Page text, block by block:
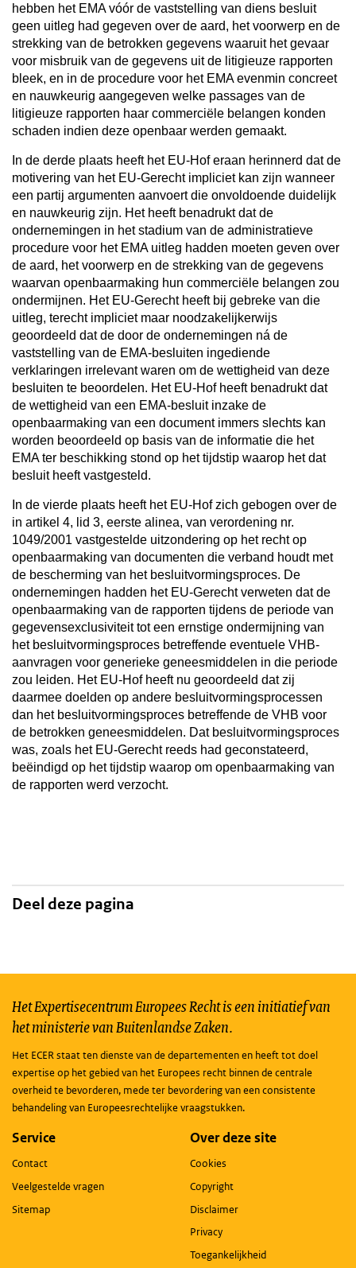
hebben het EMA vóór de vaststelling van diens besluit
geen uitleg had gegeven over de aard, het voorwerp en de
strekking van de betrokken gegevens waaruit het gevaar
voor misbruik van de gegevens uit de litigieuze rapporten
bleek, en in de procedure voor het EMA evenmin concreet
en nauwkeurig aangegeven welke passages van de
litigieuze rapporten haar commerciële belangen konden
schaden indien deze openbaar werden gemaakt.
In de derde plaats heeft het EU-Hof eraan herinnerd dat de
motivering van het EU-Gerecht impliciet kan zijn wanneer
een partij argumenten aanvoert die onvoldoende duidelijk
en nauwkeurig zijn. Het heeft benadrukt dat de
ondernemingen in het stadium van de administratieve
procedure voor het EMA uitleg hadden moeten geven over
de aard, het voorwerp en de strekking van de gegevens
waarvan openbaarmaking hun commerciële belangen zou
ondermijnen. Het EU-Gerecht heeft bij gebreke van die
uitleg, terecht impliciet maar noodzakelijkerwijs
geoordeeld dat de door de ondernemingen ná de
vaststelling van de EMA-besluiten ingediende
verklaringen irrelevant waren om de wettigheid van deze
besluiten te beoordelen. Het EU-Hof heeft benadrukt dat
de wettigheid van een EMA-besluit inzake de
openbaarmaking van een document immers slechts kan
worden beoordeeld op basis van de informatie die het
EMA ter beschikking stond op het tijdstip waarop het dat
besluit heeft vastgesteld.
In de vierde plaats heeft het EU-Hof zich gebogen over de
in artikel 4, lid 3, eerste alinea, van verordening nr.
1049/2001 vastgestelde uitzondering op het recht op
openbaarmaking van documenten die verband houdt met
de bescherming van het besluitvormingsproces. De
ondernemingen hadden het EU-Gerecht verweten dat de
openbaarmaking van de rapporten tijdens de periode van
gegevensexclusiviteit tot een ernstige ondermijning van
het besluitvormingsproces betreffende eventuele VHB-
aanvragen voor generieke geneesmiddelen in die periode
zou leiden. Het EU-Hof heeft nu geoordeeld dat zij
daarmee doelden op andere besluitvormingsprocessen
dan het besluitvormingsproces betreffende de VHB voor
de betrokken geneesmiddelen. Dat besluitvormingsproces
was, zoals het EU-Gerecht reeds had geconstateerd,
beëindigd op het tijdstip waarop om openbaarmaking van
de rapporten werd verzocht.
Deel deze pagina
Het Expertisecentrum Europees Recht is een initiatief van
het ministerie van Buitenlandse Zaken.
Het ECER staat ten dienste van de departementen en heeft tot doel
expertise op het gebied van het Europees recht binnen de centrale
overheid te bevorderen, mede ter bevordering van een consistente
behandeling van Europeesrechtelijke vraagstukken.
Service
Contact
Veelgestelde vragen
Sitemap
Over deze site
Cookies
Copyright
Disclaimer
Privacy
Toegankelijkheid